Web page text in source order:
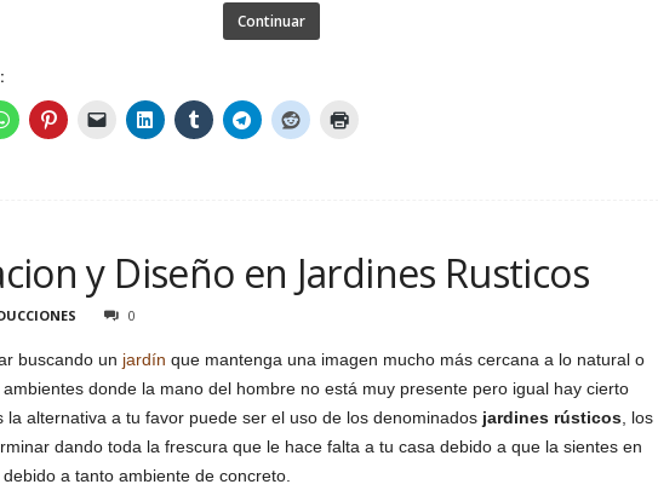
Continuar
y Diseño en Jardines Rusticos
0
buscando un jardín que mantenga una imagen mucho más cercana a lo natural o
donde la mano del hombre no está muy presente pero igual hay cierto
la alternativa a tu favor puede ser el uso de los denominados jardines rústicos, los
dando toda la frescura que le hace falta a tu casa debido a que la sientes en
a tanto ambiente de concreto.